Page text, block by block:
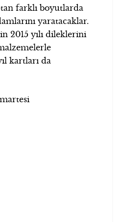
farklı boyutlarda
yaratacaklar.
2015 yılı dileklerini
kartları da